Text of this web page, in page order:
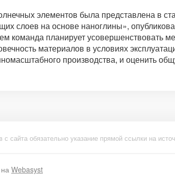
элементов была представлена в
слоев на основе наноглины»,
команда планирует усовершенствовать
материалов в условиях
производства, и оценить
сайта обязательно указание прямой ссылки на
Webasyst